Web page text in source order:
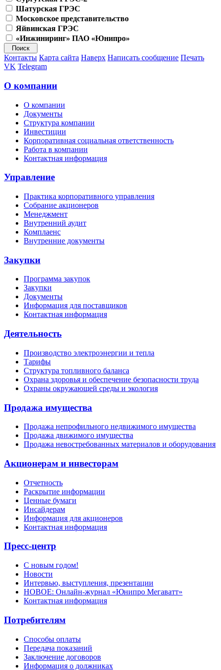
Шатурская ГРЭС
Московское представительство
Яйвинская ГРЭС
«Инжиниринг» ПАО «Юнипро»
Контакты Карта сайта Наверх Написать сообщение Печать
VK Telegram
О компании
О компании
Документы
Структура компании
Инвестиции
Корпоративная социальная ответственность
Работа в компании
Контактная информация
Управление
Практика корпоративного управления
Собрание акционеров
Менеджмент
Внутренний аудит
Комплаенс
Внутренние документы
Закупки
Программа закупок
Закупки
Документы
Информация для поставщиков
Контактная информация
Деятельность
Производство электроэнергии и тепла
Тарифы
Структура топливного баланса
Охрана здоровья и обеспечение безопасности труда
Охраны окружающей среды и экология
Продажа имущества
Продажа непрофильного недвижимого имущества
Продажа движимого имущества
Продажа невостребованных материалов и оборудования
Акционерам и инвесторам
Отчетность
Раскрытие информации
Ценные бумаги
Инсайдерам
Информация для акционеров
Контактная информация
Пресс-центр
С новым годом!
Новости
Интервью, выступления, презентации
НОВОЕ: Онлайн-журнал «Юнипро Мегаватт»
Контактная информация
Потребителям
Способы оплаты
Передача показаний
Заключение договоров
Информация о должниках